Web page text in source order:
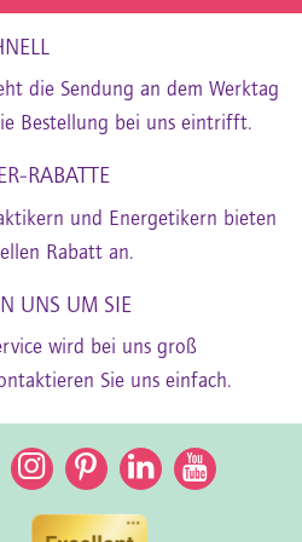
die Sendung an dem Werktag
Bestellung bei uns eintrifft.
RABATTE
und Energetikern bieten
Rabatt an.
UNS UM SIE
wird bei uns groß
Sie uns einfach.
Instagram
Pinterest
LinkedIn